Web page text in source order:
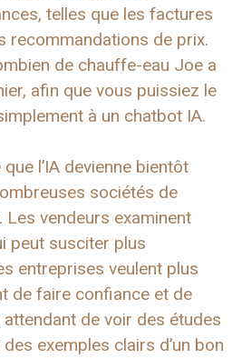
telles que les factures
recommandations de prix.
de chauffe-eau Joe a
afin que vous puissiez le
à un chatbot IA.
l’IA devienne bientôt
sociétés de
Les vendeurs examinent
peut susciter plus
entreprises veulent plus
de faire confiance et de
attendant de voir des études
exemples clairs d’un bon